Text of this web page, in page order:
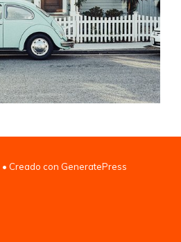
• Creado con GeneratePress